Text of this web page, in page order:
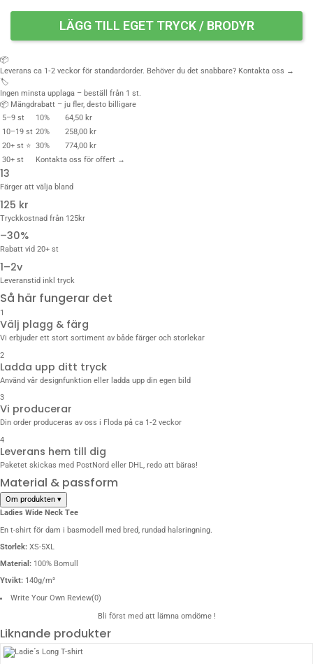
LÄGG TILL EGET TRYCK / BRODYR
📦
Leverans ca 1‑2 veckor för standardorder. Behöver du det snabbare? Kontakta oss →
🏷️
Ingen minsta upplaga – beställ från 1 st.
📦 Mängdrabatt – ju fler, desto billigare
5–9 st
10%
64,50 kr
10–19 st 20%
258,00 kr
20+ st ⭐ 30%
774,00 kr
30+ st
Kontakta oss för offert →
13
Färger att välja bland
125 kr
Tryckkostnad från 125kr
–30%
Rabatt vid 20+ st
1–2v
Leveranstid inkl tryck
Så här fungerar det
1
Välj plagg & färg
Vi erbjuder ett stort sortiment av både färger och storlekar
2
Ladda upp ditt tryck
Använd vår designfunktion eller ladda upp din egen bild
3
Vi producerar
Din order produceras av oss i Floda på ca 1‑2 veckor
4
Leverans hem till dig
Paketet skickas med PostNord eller DHL, redo att bäras!
Material & passform
Om produkten ▾
Ladies Wide Neck Tee
En t-shirt för dam i basmodell med bred, rundad halsringning.
Storlek: XS-5XL
Material: 100% Bomull
Ytvikt: 140g/m²
Write Your Own Review(0)
Bli först med att lämna omdöme !
Liknande produkter